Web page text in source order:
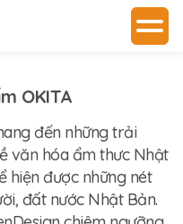
OKITA
đến những trải
văn hóa ẩm thưc Nhật
hiện được những nét
đất nước Nhật Bản.